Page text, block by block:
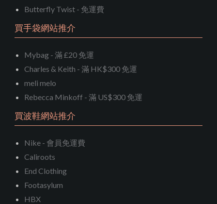
Butterfly Twist - 免運費
買手袋網站推介
Mybag - 滿 £20 免運
Charles & Keith - 滿 HK$300 免運
meli melo
Rebecca Minkoff - 滿 US$300 免運
買波鞋網站推介
Nike - 會員免運費
Caliroots
End Clothing
Footasylum
HBX